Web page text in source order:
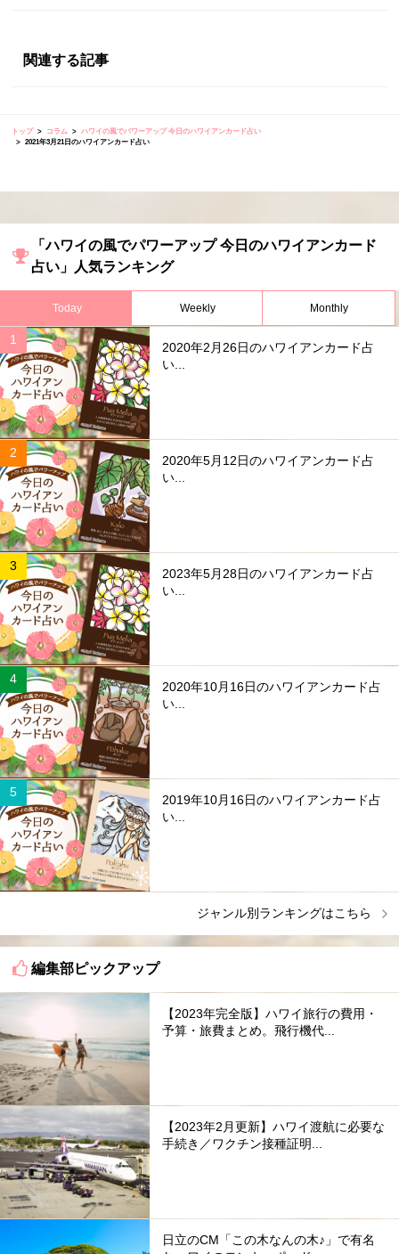
関連する記事
トップ コラム
ハワイの風でパワーアップ 今日のハワイアンカード占い
2021年3月21日のハワイアンカード占い
「ハワイの風でパワーアップ 今日のハワイアンカード
占い」人気ランキング
Today Weekly Monthly
2020年2月26日のハワイアンカード占
い...
2020年5月12日のハワイアンカード占
い...
2023年5月28日のハワイアンカード占
い...
2020年10月16日のハワイアンカード占
い...
2019年10月16日のハワイアンカード占
い...
ジャンル別ランキングはこちら
編集部ピックアップ
【2023年完全版】ハワイ旅行の費用・
予算・旅費まとめ。飛行機代...
【2023年2月更新】ハワイ渡航に必要な
手続き／ワクチン接種証明...
日立のCM「この木なんの木♪」で有名